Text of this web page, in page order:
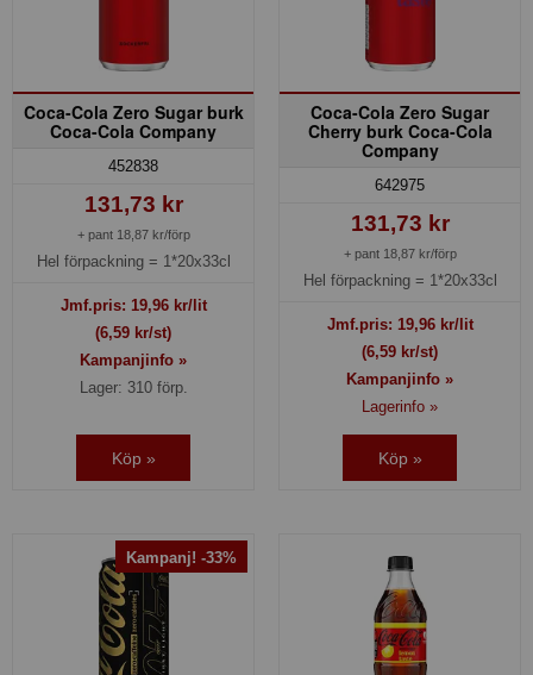
Coca-Cola Zero Sugar burk
Coca-Cola Company
452838
131,73 kr
+ pant 18,87 kr/förp
Hel förpackning = 1*20x33cl
Jmf.pris: 19,96kr/lit
(6,59 kr/st)
Kampanjinfo »
Lager: 310 förp.
Köp »
Coca-Cola Zero Sugar
Cherry burk Coca-Cola
Company
642975
131,73 kr
+ pant 18,87 kr/förp
Hel förpackning = 1*20x33cl
Jmf.pris: 19,96kr/lit
(6,59 kr/st)
Kampanjinfo »
Lagerinfo »
Köp »
Kampanj! -33%